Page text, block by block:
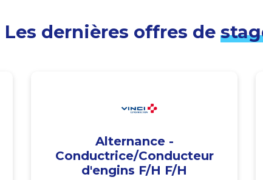
Les dernières offres de
Alternance -
Conductrice/Conducteur
d'engins F/H F/H